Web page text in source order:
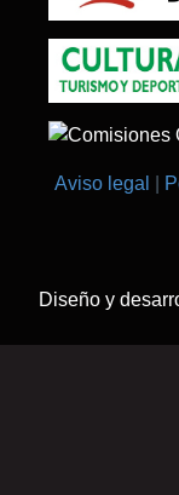
Aviso legal
Diseño y